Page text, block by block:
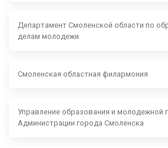
Департамент Смоленской области по
делам молодежи
Смоленская областная филармония
Управление образования и молодежной
Администрации города Смоленска